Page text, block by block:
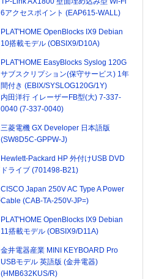
6アクセスポイント (EAP615-WALL)
PLAT'HOME OpenBlocks IX9 Debian
10搭載モデル (OBSIX9/D10A)
PLAT'HOME EasyBlocks Syslog 120G
サブスクリプション(保守サービス) 1年
間付き (EBIX/SYSLOG120G/1Y)
内田洋行 イレーザーFB型(大) 7-337-
0040 (7-337-0040)
三菱電機 GX Developer 日本語版
(SW8D5C-GPPW-J)
Hewlett-Packard HP 外付けUSB DVD
ドライブ (701498-B21)
CISCO Japan 250V AC Type A Power
Cable (CAB-TA-250V-JP=)
PLAT'HOME OpenBlocks IX9 Debian
11搭載モデル (OBSIX9/D11A)
金井電器産業 MINI KEYBOARD Pro
USBモデル 英語版 (金井電器)
(HMB632KUS/R)